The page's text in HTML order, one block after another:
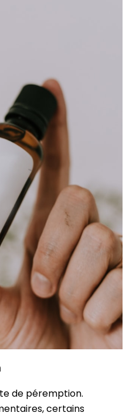
de péremption.
certains